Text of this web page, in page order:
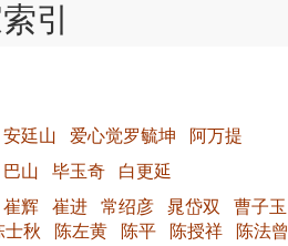
引
安廷山 爱心觉罗毓坤 阿万提
巴山 毕玉奇 白更延
崔辉 崔进 常绍彦 晁岱双 曹子玉
士秋
陈左黄 陈平 陈授祥 陈法曾